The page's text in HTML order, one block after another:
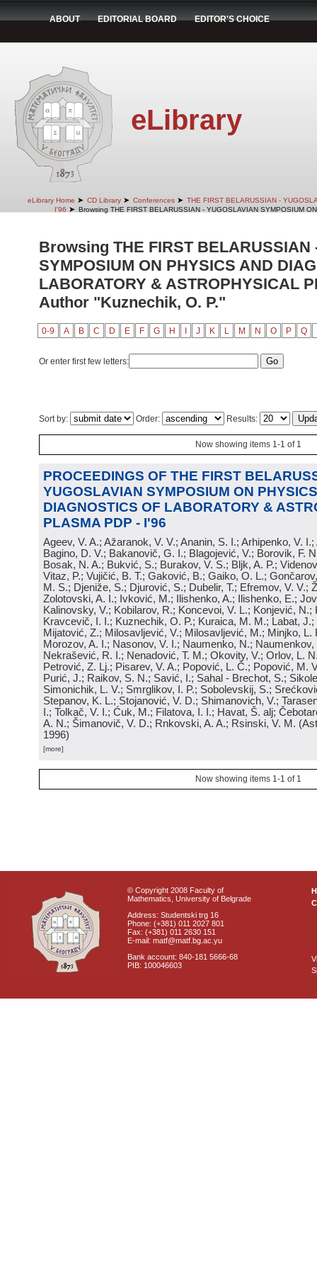
ABOUT EDITORIAL BOARD EDITOR'S CHOICE
eLibrary
eLibrary Home ➤ CD Library ➤ Conferences ➤ THE FIRST BELARUSSIAN -
I'96 ➤ Browsing THE FIRST BELARUSSIAN - YUGOSLAVIAN SYMPOSIUM
Browsing THE FIRST BELARUSSIAN
SYMPOSIUM ON PHYSICS AND
LABORATORY & ASTROPHYSICAL
Author "Kuznechik, O. P."
0-9 A B C D E F G H J K L M N O P Q
Or enter first few letters:
Sort by: Order: Results:
Now showing items 1-1 of 1
PROCEEDINGS OF THE FIRST
YUGOSLAVIAN SYMPOSIUM ON
DIAGNOSTICS OF LABORATORY &
PLASMA PDP - I'96
Ageev, V. A.; Ažaranok, V. V.; Ananin, S. I.; Arhipenko, V.
Bagino, D. V.; Bakanovič, G. I.; Blagojević, V.; Borovik, F.
Bosak, N. A.; Bukvić, S.; Burakov, V. S.; Bljk, A. P.;
Vitaz, P.; Vujičić, B. T.; Gaković, B.; Gaiko, O. L.;
M. S.; Djeniže, S.; Djurović, S.; Dubelir, T.; Efremov, V. V.;
Zolotovski, A. I.; Ivković, M.; Ilishenko, A.; Ilishenko, E.;
Kalinovsky, V.; Kobilarov, R.; Koncevoi, V. L.; Konjević, N.;
Kravcevič, I. I.; Kuznechik, O. P.; Kuraica, M. M.; Labat,
Mijatović, Z.; Milosavljević, V.; Milosavljević, M.; Minjko, L.
Morozov, A. I.; Nasonov, V. I.; Naumenko, N.; Naumenkov,
Nekrašević, R. I.; Nenadović, T. M.; Okovity, V.; Orlov, L.
Petrović, Z. Lj.; Pisarev, V. A.; Popović, L. Č.; Popović, M.
Purić, J.; Raikov, S. N.; Savić, I.; Sahal - Brechot, S.;
Simonichik, L. V.; Smrglikov, I. P.; Sobolevskij, S.;
Stepanov, K. L.; Stojanović, V. D.; Shimanovich, V.;
I.; Tolkač, V. I.; Ćuk, M.; Filatova, I. I.; Havat, Š. alj;
A. N.; Šimanovič, V. D.; Rnkovski, A. A.; Rsinski, V. M. (
1996)
[more]
Now showing items 1-1 of 1
© Copyright 2008 Faculty of
Mathematics, University of Belgrade
Address: Studentski trg 16
Phone: (+381) 011 2027 801
Fax: (+381) 011 2630 151
E-mail: matf@matf.bg.ac.yu
Bank account: 840-181 5666-68
PIB: 100046603